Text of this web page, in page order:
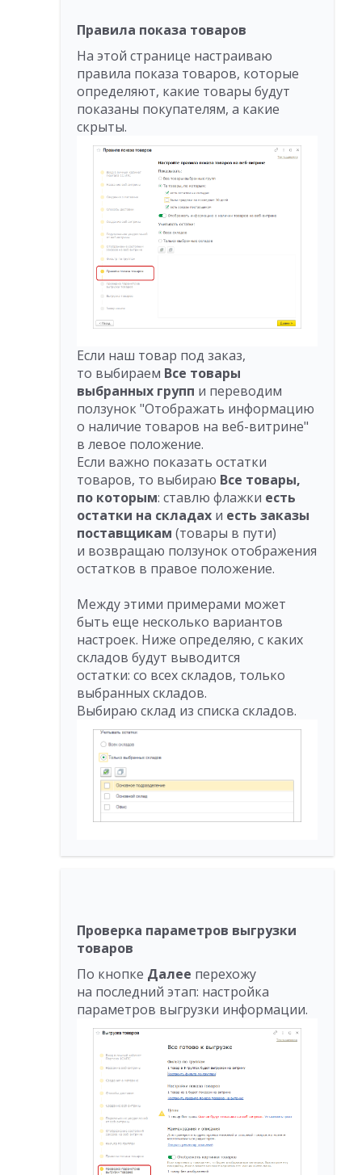
Правила показа товаров
На этой странице настраиваю
правила показа товаров, которые
определяют, какие товары будут
показаны покупателям, а какие
скрыты.
Если наш товар под заказ,
то выбираем Все товары
выбранных групп и переводим
ползунок "Отображать информацию
о наличие товаров на веб-витрине"
в левое положение.
Если важно показать остатки
товаров, то выбираю Все товары,
по которым: ставлю флажки есть
остатки на складах и есть заказы
поставщикам (товары в пути)
и возвращаю ползунок отображения
остатков в правое положение.
Между этими примерами может
быть еще несколько вариантов
настроек. Ниже определяю, с каких
складов будут выводится
остатки: со всех складов, только
выбранных складов.
Выбираю склад из списка складов.
Проверка параметров выгрузки
товаров
По кнопке Далее перехожу
на последний этап: настройка
параметров выгрузки информации.